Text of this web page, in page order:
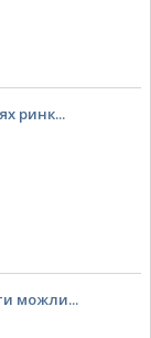
ринк...
можли...